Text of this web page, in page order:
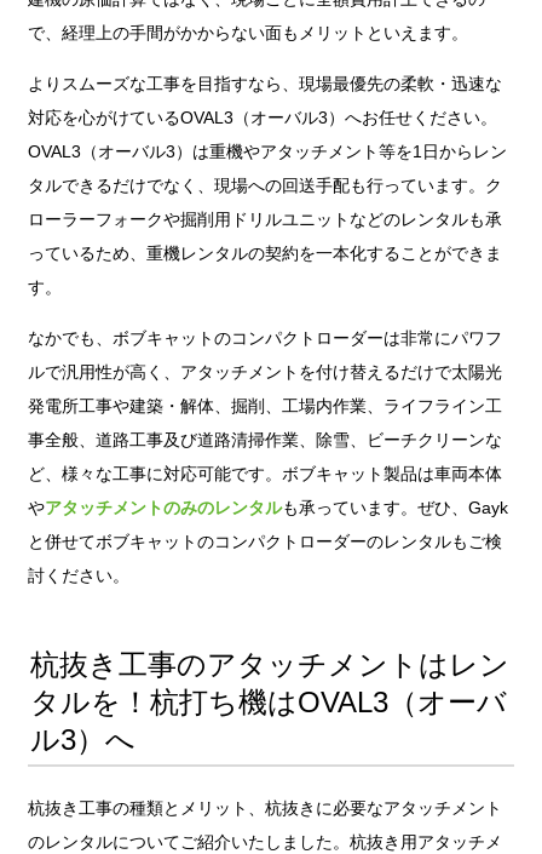
で、経理上の手間がかからない面もメリットといえます。
よりスムーズな工事を目指すなら、現場最優先の柔軟・迅速な
対応を心がけているOVAL3（オーバル3）へお任せください。
OVAL3（オーバル3）は重機やアタッチメント等を1日からレン
タルできるだけでなく、現場への回送手配も行っています。ク
ローラーフォークや掘削用ドリルユニットなどのレンタルも承
っているため、重機レンタルの契約を一本化することができま
す。
なかでも、ボブキャットのコンパクトローダーは非常にパワフ
ルで汎用性が高く、アタッチメントを付け替えるだけで太陽光
発電所工事や建築・解体、掘削、工場内作業、ライフライン工
事全般、道路工事及び道路清掃作業、除雪、ビーチクリーンな
ど、様々な工事に対応可能です。ボブキャット製品は車両本体
やアタッチメントのみのレンタルも承っています。ぜひ、Gayk
と併せてボブキャットのコンパクトローダーのレンタルもご検
討ください。
杭抜き工事のアタッチメントはレン
タルを！杭打ち機はOVAL3（オーバ
ル3）へ
杭抜き工事の種類とメリット、杭抜きに必要なアタッチメント
のレンタルについてご紹介いたしました。杭抜き用アタッチメ